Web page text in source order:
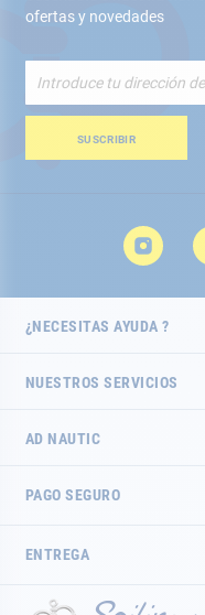
ofertas y novedades
nuestro
de
SUSCRIBIR
¿NECESITAS AYUDA ?
NUESTROS SERVICIOS
AD NAUTIC
PAGO SEGURO
ENTREGA